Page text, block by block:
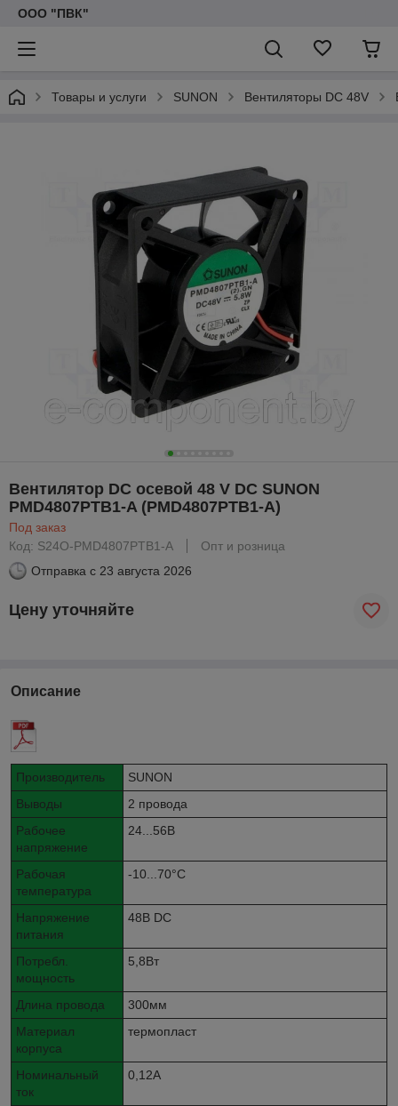
ООО "ПВК"
Товары и услуги SUNON Вентиляторы DC 48V
Вентилятор DC осевой 48 V DC SUNON
PMD4807PTB1-A (PMD4807PTB1-A)
Под заказ
Код: S24O-PMD4807PTB1-A
Опт и розница
Отправка с 23 августа 2026
Цену уточняйте
Описание
Производитель
SUNON
Выводы
2 провода
Рабочее
напряжение
24...56В
Рабочая
температура
-10...70°C
Напряжение
питания
48В DC
Потребл.
мощность
5,8Вт
Длина провода
300мм
Материал
корпуса
термопласт
Номинальный
ток
0,12А